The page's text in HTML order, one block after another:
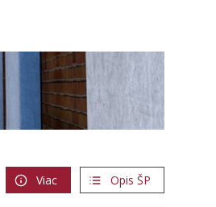
Viac Opis ŠP